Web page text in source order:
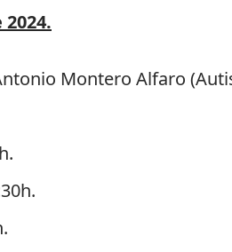
Montero Alfaro